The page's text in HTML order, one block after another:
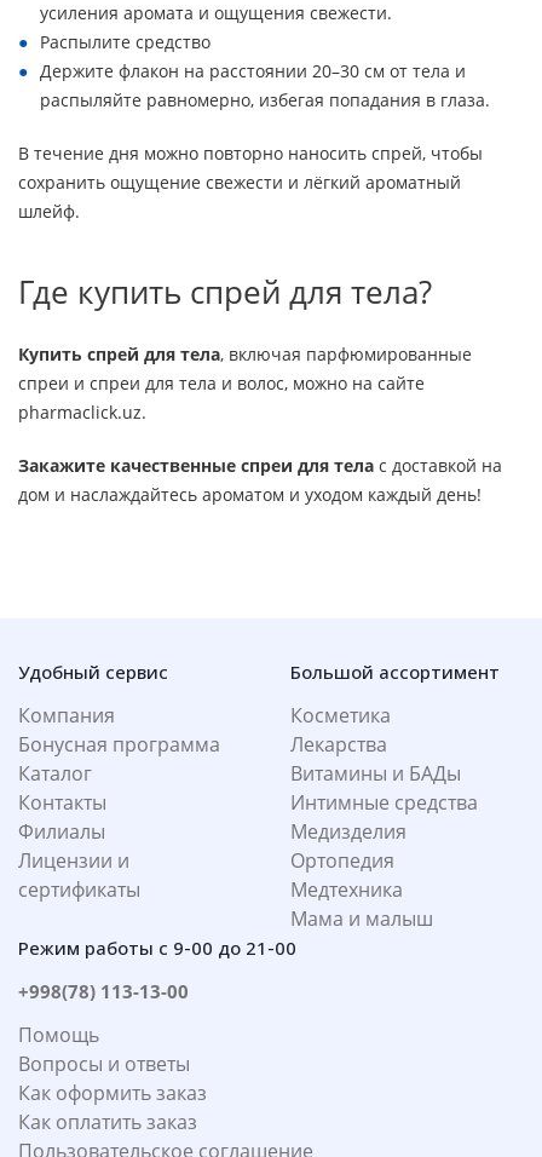
усиления аромата и ощущения свежести.
Распылите средство
Держите флакон на расстоянии 20–30 см от тела и
распыляйте равномерно, избегая попадания в глаза.
В течение дня можно повторно наносить спрей, чтобы
сохранить ощущение свежести и лёгкий ароматный
шлейф.
Где купить спрей для тела?
Купить спрей для тела, включая парфюмированные
спреи и спреи для тела и волос, можно на сайте
pharmaclick.uz.
Закажите качественные спреи для тела с доставкой на
дом и наслаждайтесь ароматом и уходом каждый день!
Удобный сервис
Компания
Бонусная программа
Каталог
Контакты
Филиалы
Лицензии и
сертификаты
Большой ассортимент
Косметика
Лекарства
Витамины и БАДы
Интимные средства
Медизделия
Ортопедия
Медтехника
Мама и малыш
Режим работы с 9-00 до 21-00
+998(78) 113-13-00
Помощь
Вопросы и ответы
Как оформить заказ
Как оплатить заказ
Пользовательское соглашение